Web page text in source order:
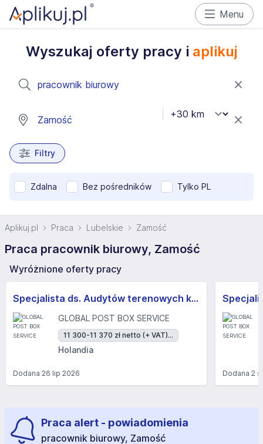
Menu
Wyszukaj oferty pracy i aplikuj
Filtry
Zdalna Bez pośredników Tylko PL
Aplikuj.pl Praca Lubelskie Zamość
Praca pracownik biurowy, Zamość
Wyróżnione oferty pracy
Specjalista ds. Audytów terenowych k/m
GLOBAL POST BOX SERVICE
11 300-11 370 zł netto (+ VAT)...
Holandia
Dodana 26 lip 2026 Dodana2
Praca alert - powiadomienia
pracownik biurowy, Zamość